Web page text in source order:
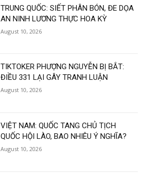
TRUNG QUỐC: SIẾT PHÂN BÓN, ĐE DỌA
AN NINH LƯƠNG THỰC HOA KỲ
August 10, 2026
TIKTOKER PHƯỢNG NGUYỄN BỊ BẮT:
ĐIỀU 331 LẠI GÂY TRANH LUẬN
August 10, 2026
VIỆT NAM: QUỐC TANG CHỦ TỊCH
QUỐC HỘI LÀO, BAO NHIÊU Ý NGHĨA?
August 10, 2026